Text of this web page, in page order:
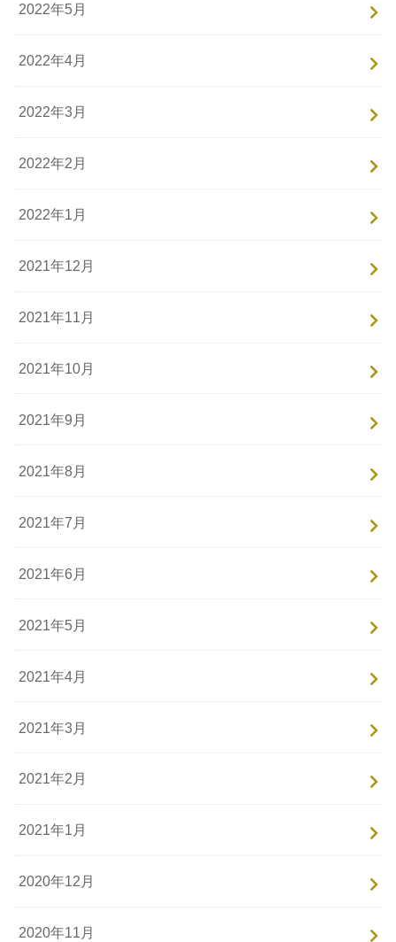
2022年5月
2022年4月
2022年3月
2022年2月
2022年1月
2021年12月
2021年11月
2021年10月
2021年9月
2021年8月
2021年7月
2021年6月
2021年5月
2021年4月
2021年3月
2021年2月
2021年1月
2020年12月
2020年11月